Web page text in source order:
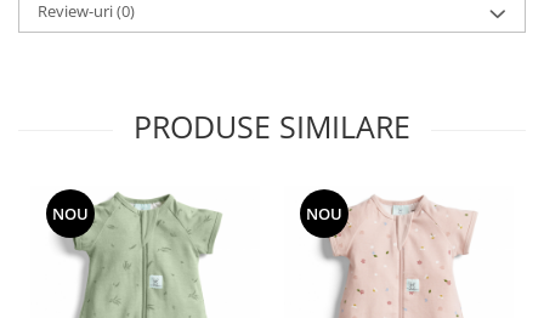
Review-uri(0)
PRODUSE SIMILARE
NOU NOU